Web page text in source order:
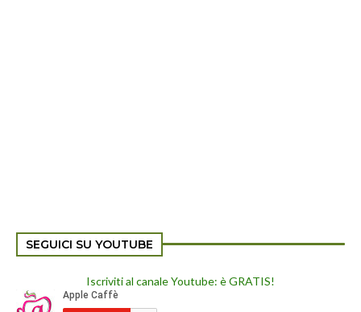
SEGUICI SU YOUTUBE
Iscriviti al canale Youtube: è GRATIS!